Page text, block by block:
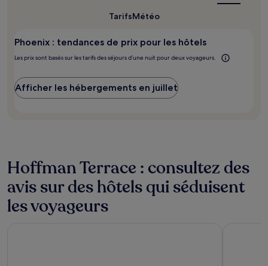
nuit
2 adultes.
prix
changer.
Des
conditions
supplémentaires
peuvent
s’appliquer.
TarifsMétéo
Phoenix : tendances de prix pour les hôtels
Les prix sont basés sur les tarifs des séjours d’une nuit pour deux voyageurs.
Afficher les hébergements en juillet
Hoffman Terrace : consultez des
avis sur des hôtels qui séduisent
les voyageurs